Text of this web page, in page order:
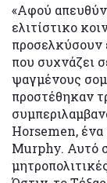
«Αφού
ελιτίστικο
προσελκύσουν
που συχνάζει
ψαγμένους
προστέθηκαν
Horsemen,
Murphy. Αυτό